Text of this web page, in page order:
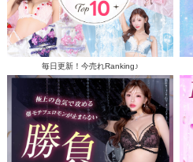
毎日更新！今売れRanking♪